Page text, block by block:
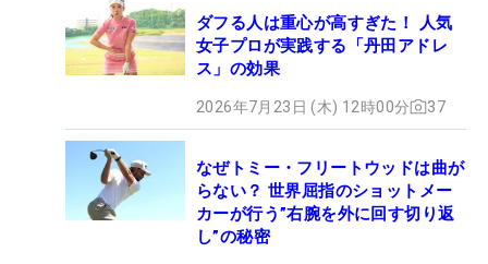
ダフる人は重心が高すぎた！ 人気
女子プロが実践する「丹田アドレ
ス」の効果
2026年7月23日 (木) 12時00分 37
なぜトミー・フリートウッドは曲が
らない？ 世界屈指のショットメー
カーが行う”右腕を外に回す切り返
し”の秘密